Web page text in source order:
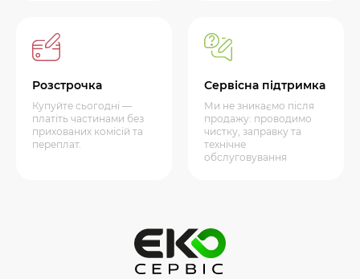
Розстрочка
Купуйте сьогодні —
платіть частинами без
прихованих комісій та
переплат.
Сервісна підтримка
Ми не зникаємо після
продажу: проводимо
чистку, заправку та
технічне
обслуговування